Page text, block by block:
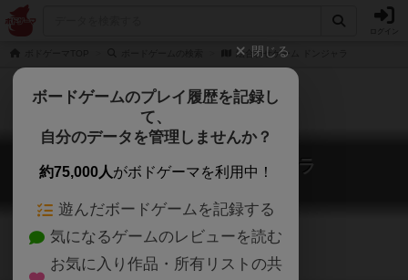
絵合わせゲーム ドンジャラ
絵合わせゲーム ドンジャラ
Donjara
閉じる
ボードゲームのプレイ履歴を記録し
て、
自分のデータを管理しませんか？
約75,000人がボドゲーマを利用中！
遊んだボードゲームを記録する
気になるゲームのレビューを読む
お気に入り作品・所有リストの共